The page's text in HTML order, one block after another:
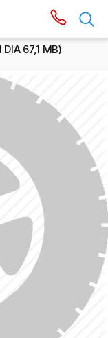
67,1 MB)